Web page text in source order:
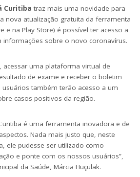
Curitiba traz mais uma novidade para
nova atualização gratuita da ferramenta
e na Play Store) é possível ter acesso a
informações sobre o novo coronavírus.
acessar uma plataforma virtual de
de exame e receber o boletim
usuários também terão acesso a um
casos positivos da região.
é uma ferramenta inovadora e de
Nada mais justo que, neste
ele pudesse ser utilizado como
e ponte com os nossos usuários”,
da Saúde, Márcia Huçulak.